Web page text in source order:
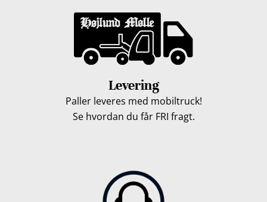
Levering
Paller leveres med mobiltruck!
Se hvordan du får FRI fragt.